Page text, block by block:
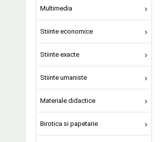
Multimedia
Stiinte economice
Stiinte exacte
Stiinte umaniste
Materiale didactice
Birotica si papetarie